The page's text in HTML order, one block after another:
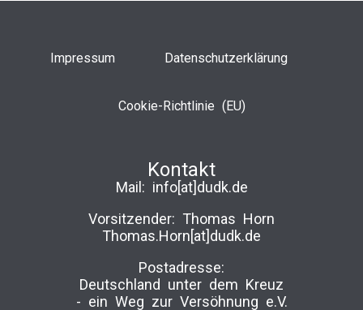
Impressum Datenschutzerklärung
Cookie-Richtlinie (EU)
Kontakt
Mail: info[at]dudk.de
Vorsitzender: Thomas Horn
Thomas.Horn[at]dudk.de
Postadresse:
Deutschland unter dem Kreuz
-­ ein Weg zur Versöhnung e.V.